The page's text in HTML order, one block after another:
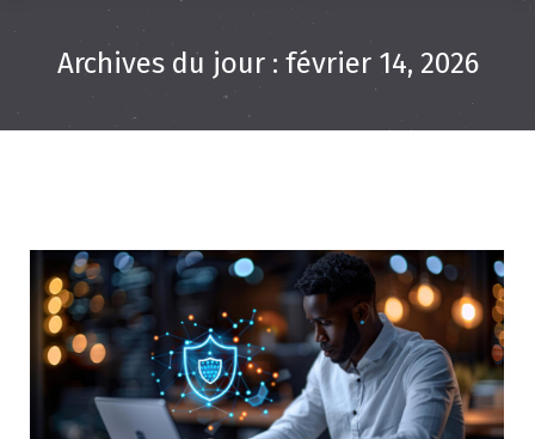
Archives du jour : février 14, 2026